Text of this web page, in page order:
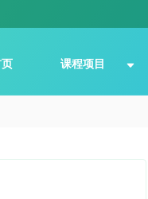
课程项目